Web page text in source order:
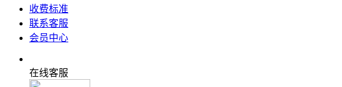
收费标准
联系客服
会员中心
在线客服